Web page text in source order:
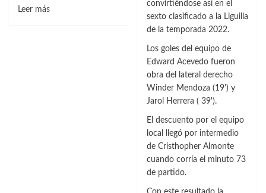
Leer másLeer
convirtiéndose así en el
sexto clasificado a la Liguilla
de la temporada 2022.
Los goles del equipo de
Edward Acevedo fueron
obra del lateral derecho
Winder Mendoza (19') y
Jarol Herrera ( 39').
El descuento por el equipo
local llegó por intermedio
de Cristhopher Almonte
cuando corría el minuto 73
de partido.